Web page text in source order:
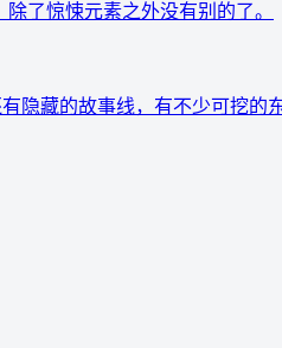
了惊悚元素之外没有别的了。
隐藏的故事线，有不少可挖